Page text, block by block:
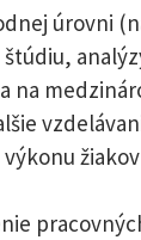
úrovni
na